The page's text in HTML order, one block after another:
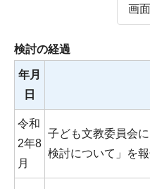
画
検討の経過
年月
日
令和
2年8
月
子ども文教委員会
検討について」を